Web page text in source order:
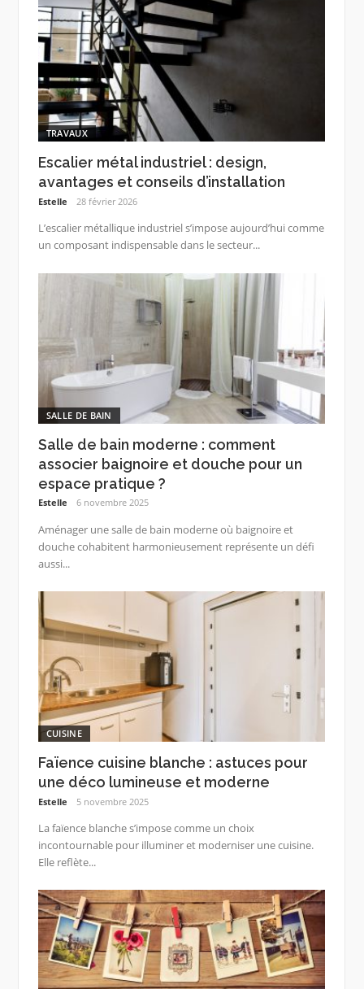
TRAVAUX
Escalier métal industriel : design,
avantages et conseils d’installation
Estelle 28 février 2026
L’escalier métallique industriel s’impose aujourd’hui comme
un composant indispensable dans le secteur...
SALLE DE BAIN
Salle de bain moderne : comment
associer baignoire et douche pour un
espace pratique ?
Estelle 6 novembre 2025
Aménager une salle de bain moderne où baignoire et
douche cohabitent harmonieusement représente un défi
aussi...
CUISINE
Faïence cuisine blanche : astuces pour
une déco lumineuse et moderne
Estelle 5 novembre 2025
La faïence blanche s’impose comme un choix
incontournable pour illuminer et moderniser une cuisine.
Elle reflète...